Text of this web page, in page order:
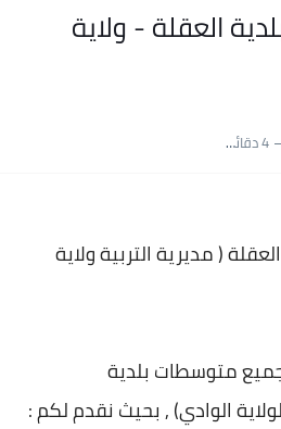
العقلة - ولاية
4 دقائق للقراءة
العقلة ( مديرية التربية ولاية
متوسطات بلدية
الوادي) , بحيث نقدم لكم :